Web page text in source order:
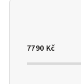
7790 Kč